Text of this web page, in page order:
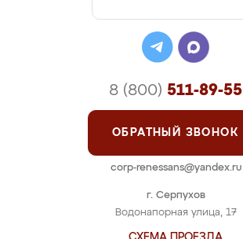
г. Серпухов
Водонапорная улица, 17
8 (800) 511-89-55
ОБРАТНЫЙ ЗВОНОК
corp-renessans@yandex.ru